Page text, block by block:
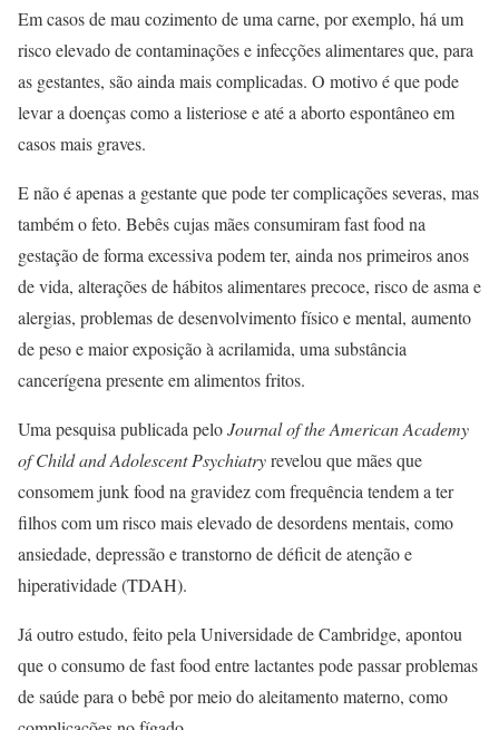
Em casos de mau cozimento de uma carne, por exemplo, há um
risco elevado de contaminações e infecções alimentares que, para
as gestantes, são ainda mais complicadas. O motivo é que pode
levar a doenças como a listeriose e até a aborto espontâneo em
casos mais graves.
E não é apenas a gestante que pode ter complicações severas, mas
também o feto. Bebês cujas mães consumiram fast food na
gestação de forma excessiva podem ter, ainda nos primeiros anos
de vida, alterações de hábitos alimentares precoce, risco de asma e
alergias, problemas de desenvolvimento físico e mental, aumento
de peso e maior exposição à acrilamida, uma substância
cancerígena presente em alimentos fritos.
Uma pesquisa publicada peloJournal of the American Academy
of Child and Adolescent Psychiatryrevelou que mães que
consomem junk food na gravidez com frequência tendem a ter
filhos com um risco mais elevado de desordens mentais, como
ansiedade, depressão e transtorno de déficit de atenção e
hiperatividade (TDAH).
Já outro estudo, feito pela Universidade de Cambridge, apontou
que o consumo de fast food entre lactantes pode passar problemas
de saúde para o bebê por meio do aleitamento materno, como